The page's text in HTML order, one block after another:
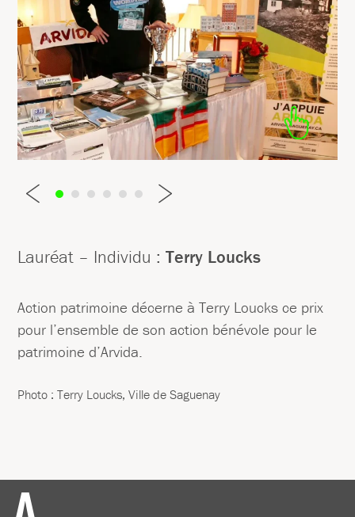
Lauréat – Individu :Terry Loucks
Action patrimoine décerne à Terry Loucks ce prix
pour l’ensemble de son action bénévole pour le
patrimoine d’Arvida.
Photo : Terry Loucks, Ville de Saguenay